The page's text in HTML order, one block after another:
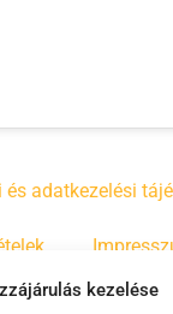
kezelése
és adatkezelési
Moderálási